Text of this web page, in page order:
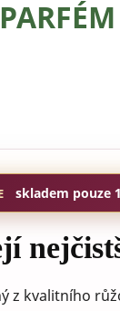
skladem pouze
z kvalitního